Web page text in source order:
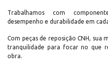
Trabalhamos com
desempenho e durabilidade em
Com peças de reposição CNH, sua
tranquilidade para focar no que
obra.